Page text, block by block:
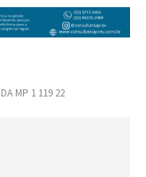
MP 1 119 22